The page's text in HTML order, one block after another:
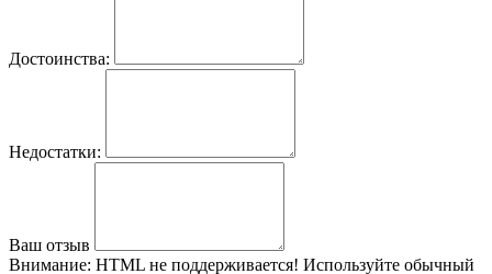
Достоинства:
Недостатки:
Ваш отзыв
Внимание: HTML не поддерживается! Используйте обычный